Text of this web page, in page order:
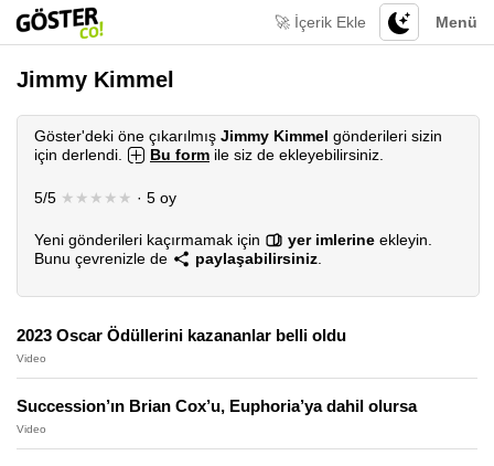
Menü
🚀 İçerik Ekle
Jimmy Kimmel
Göster'deki öne çıkarılmış Jimmy Kimmel gönderileri sizin
için derlendi.
Bu form ile siz de ekleyebilirsiniz.
5/5 ★★★★★ · 5 oy
Yeni gönderileri kaçırmamak için yer imlerine ekleyin.
Bunu çevrenizle de
paylaşabilirsiniz
2023 Oscar Ödüllerini kazananlar belli oldu
Video
Succession’ın Brian Cox’u, Euphoria’ya dahil olursa
Video